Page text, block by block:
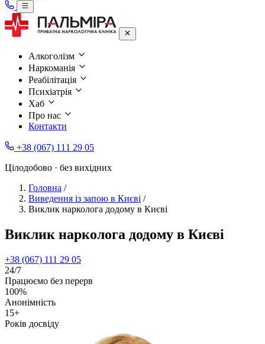
Алкоголізм
Наркоманія
Реабілітація
Психіатрія
Хаб
Про нас
Контакти
+38 (067) 111 29 05
Цілодобово · без вихідних
Головна /
Виведення із запою в Києві /
Виклик нарколога додому в Києві
Виклик нарколога додому в Києві
+38 (067) 111 29 05
24/7
Працюємо без перерв
100%
Анонімність
15+
Років досвіду